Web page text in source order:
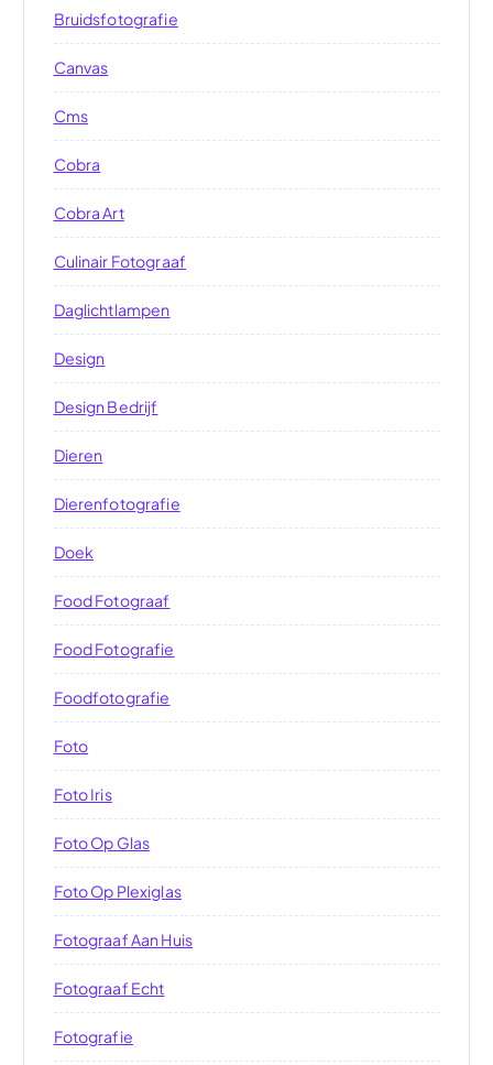
Bruidsfotografie
Canvas
Cms
Cobra
Cobra Art
Culinair Fotograaf
Daglichtlampen
Design
Design Bedrijf
Dieren
Dierenfotografie
Doek
Food Fotograaf
Food Fotografie
Foodfotografie
Foto
Foto Iris
Foto Op Glas
Foto Op Plexiglas
Fotograaf Aan Huis
Fotograaf Echt
Fotografie